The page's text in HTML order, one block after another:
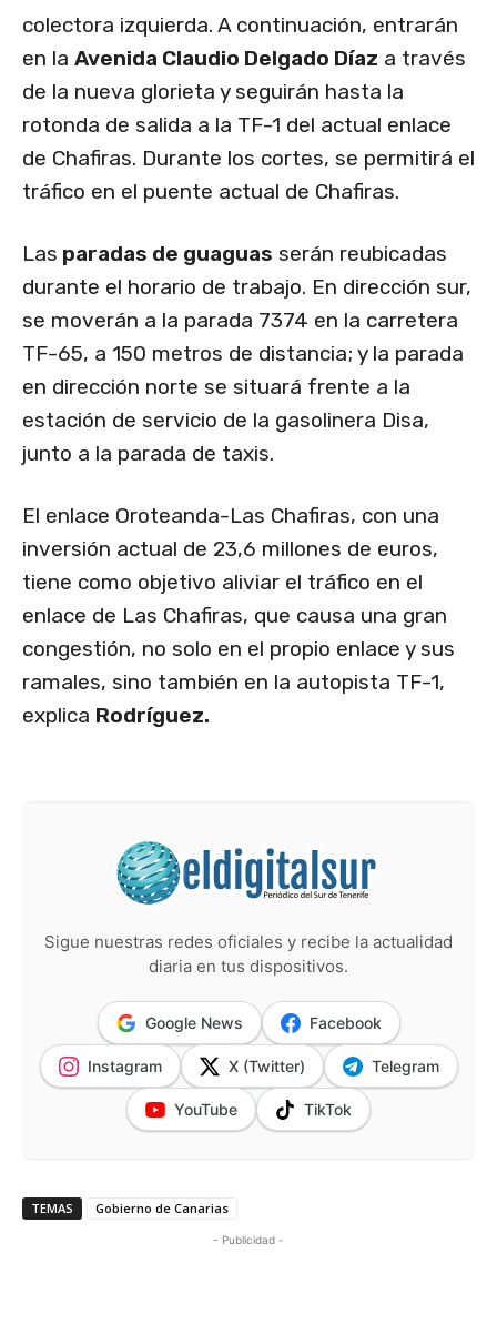
colectora izquierda. A continuación, entrarán
en la Avenida Claudio Delgado Díaz a través
de la nueva glorieta y seguirán hasta la
rotonda de salida a la TF-1 del actual enlace
de Chafiras. Durante los cortes, se permitirá el
tráfico en el puente actual de Chafiras.
Las paradas de guaguas serán reubicadas
durante el horario de trabajo. En dirección sur,
se moverán a la parada 7374 en la carretera
TF-65, a 150 metros de distancia; y la parada
en dirección norte se situará frente a la
estación de servicio de la gasolinera Disa,
junto a la parada de taxis.
El enlace Oroteanda-Las Chafiras, con una
inversión actual de 23,6 millones de euros,
tiene como objetivo aliviar el tráfico en el
enlace de Las Chafiras, que causa una gran
congestión, no solo en el propio enlace y sus
ramales, sino también en la autopista TF-1,
explica Rodríguez.
Sigue nuestras redes oficiales y recibe la actualidad
diaria en tus dispositivos.
Google News Facebook
Instagram X (Twitter) Telegram
YouTube TikTok
TEMAS Gobierno de Canarias
- Publicidad -